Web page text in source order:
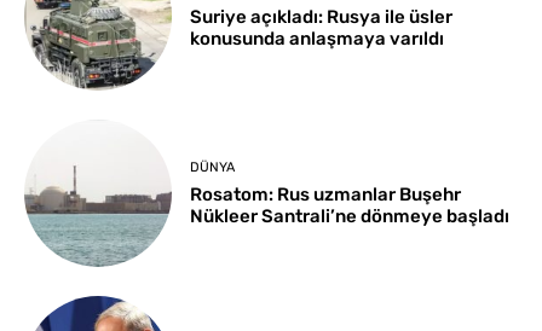
Suriye açıkladı: Rusya ile üsler
konusunda anlaşmaya varıldı
DÜNYA
Rosatom: Rus uzmanlar Buşehr
Nükleer Santrali’ne dönmeye başladı